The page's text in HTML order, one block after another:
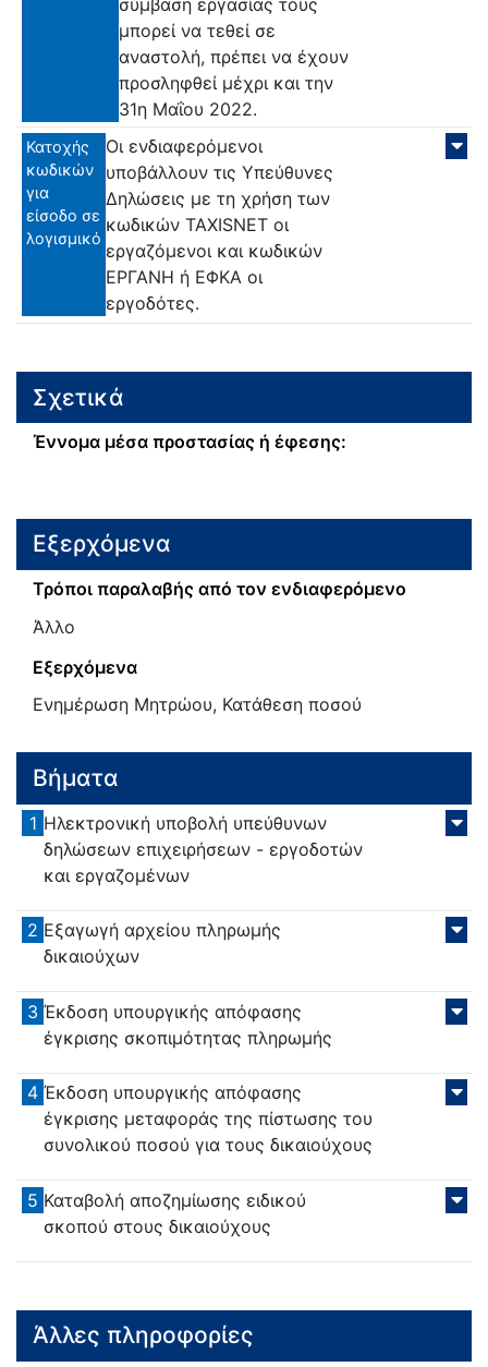
μπορεί να τεθεί σε
αναστολή, πρέπει να έχουν
προσληφθεί μέχρι και την
31η Μαΐου 2022.
Κατοχής
κωδικών
για
είσοδο σε
λογισμικό
Οι ενδιαφερόμενοι
υποβάλλουν τις Υπεύθυνες
Δηλώσεις με τη χρήση των
κωδικών TAXISNET οι
εργαζόμενοι και κωδικών
ΕΡΓΑΝΗ ή ΕΦΚΑ οι
εργοδότες.
Σχετικά
Έννομα μέσα προστασίας ή έφεσης:
Εξερχόμενα
Τρόποι παραλαβής από τον ενδιαφερόμενο
Άλλο
Εξερχόμενα
Ενημέρωση Μητρώου, Κατάθεση ποσού
Βήματα
1 Ηλεκτρονική υποβολή υπεύθυνων
δηλώσεων επιχειρήσεων - εργοδοτών
και εργαζομένων
2 Εξαγωγή αρχείου πληρωμής
δικαιούχων
3 Έκδοση υπουργικής απόφασης
έγκρισης σκοπιμότητας πληρωμής
4 Έκδοση υπουργικής απόφασης
έγκρισης μεταφοράς της πίστωσης του
συνολικού ποσού για τους δικαιούχους
5 Καταβολή αποζημίωσης ειδικού
σκοπού στους δικαιούχους
Άλλες πληροφορίες